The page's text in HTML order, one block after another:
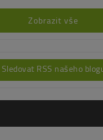
Zobrazit vše
Sledovat RSS našeho